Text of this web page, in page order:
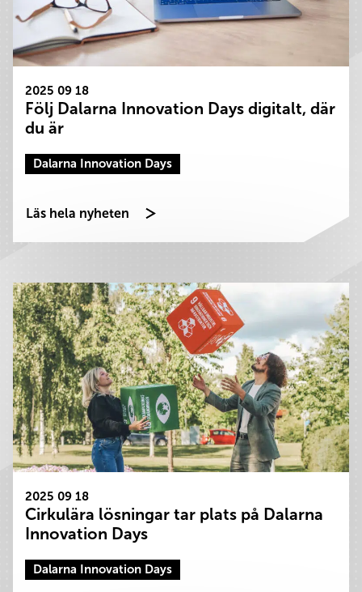
2025 09 18
Följ Dalarna Innovation Days digitalt, där
du är
Dalarna Innovation Days
Läs hela nyheten
2025 09 18
Cirkulära lösningar tar plats på Dalarna
Innovation Days
Dalarna Innovation Days